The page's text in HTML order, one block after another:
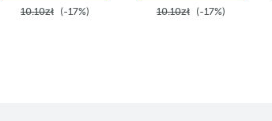
10.10zł (-17%) 10.10zł (-17%)